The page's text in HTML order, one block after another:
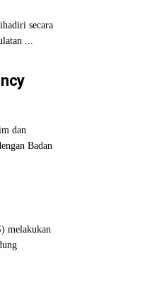
secara
...
dan
Badan
melakukan